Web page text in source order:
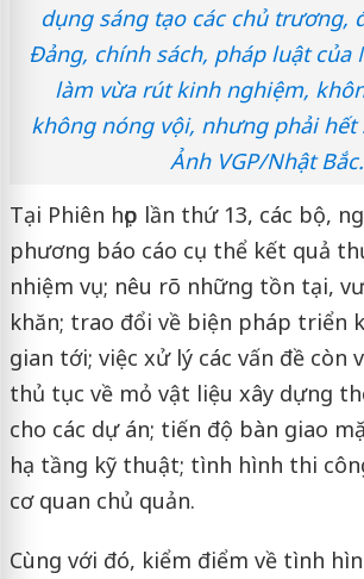
dụng sáng tạo các chủ trương,
Đảng, chính sách, pháp luật của
làm vừa rút kinh nghiệm,
không nóng vội, nhưng phải hết
Ảnh VGP/Nhật Bắc.
Tại Phiên họp lần thứ 13, các bộ,
phương báo cáo cụ thể kết quả
nhiệm vụ; nêu rõ những tồn tại,
khăn; trao đổi về biện pháp triển
gian tới; việc xử lý các vấn đề còn
thủ tục về mỏ vật liệu xây dựng
cho các dự án; tiến độ bàn giao
hạ tầng kỹ thuật; tình hình thi
cơ quan chủ quản.
Cùng với đó, kiểm điểm về tình